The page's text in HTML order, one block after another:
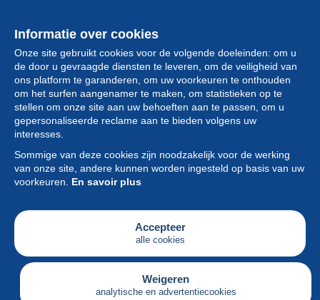
Informatie over cookies
Onze site gebruikt cookies voor de volgende doeleinden: om u
de door u gevraagde diensten te leveren, om de veiligheid van
ons platform te garanderen, om uw voorkeuren te onthouden
om het surfen aangenamer te maken, om statistieken op te
stellen om onze site aan uw behoeften aan te passen, om u
gepersonaliseerde reclame aan te bieden volgens uw
interesses.
Sommige van deze cookies zijn noodzakelijk voor de werking
van onze site, andere kunnen worden ingesteld op basis van uw
voorkeuren. En savoir plus
Accepteer
alle cookies
Weigeren
analytische en advertentiecookies
Collectie
Nieuws
Functie
Vereniging
Diensten
Schrijven